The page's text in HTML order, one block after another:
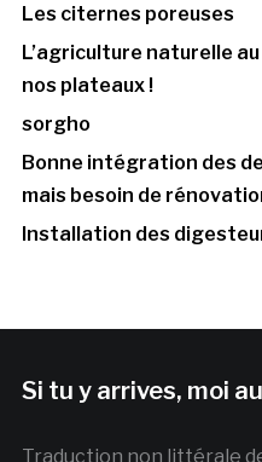
Les citernes poreuses
L’agriculture naturelle
nos plateaux !
sorgho
Bonne intégration des
mais besoin de
Installation des
Si tu y arrives, moi
Traduction non littérale